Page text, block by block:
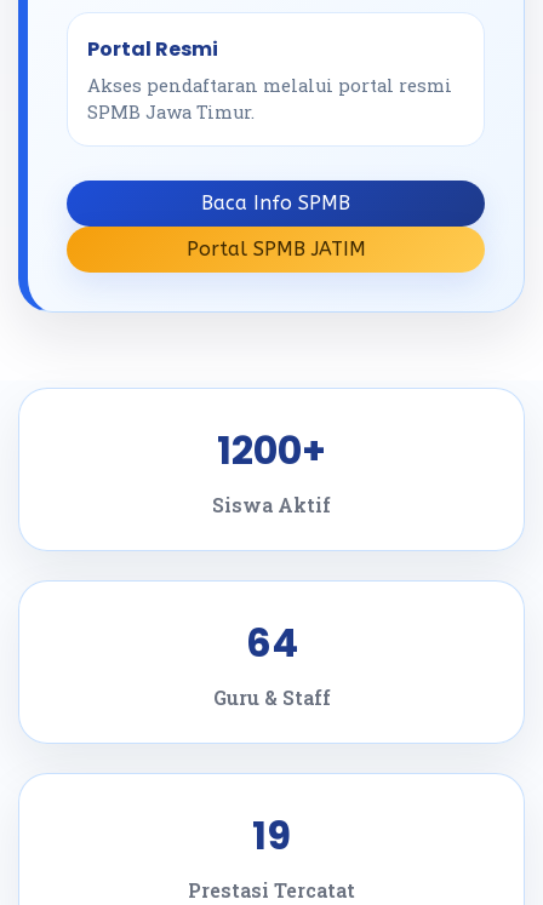
Portal Resmi
Akses pendaftaran melalui portal resmi
SPMB Jawa Timur.
Baca Info SPMB
Portal SPMB JATIM
1200+
Siswa Aktif
64
Guru & Staff
19
Prestasi Tercatat